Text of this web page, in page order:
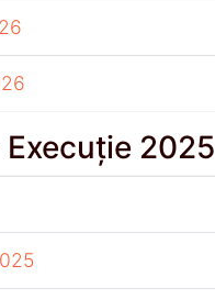
2025